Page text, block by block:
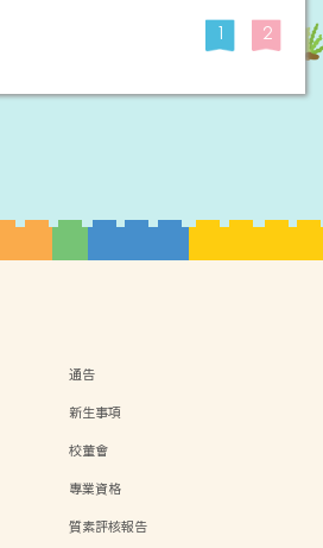
1 2
通告
新生事項
校董會
專業資格
質素評核報告